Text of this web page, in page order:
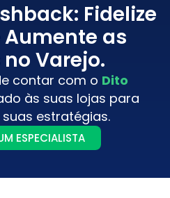
Fidelize
Aumente as
Varejo.
contar com o Dito
às suas lojas para
estratégias.
ESPECIALISTA